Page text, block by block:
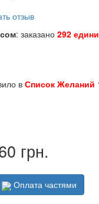
отзыв
: заказано 292
в Список Желаний
грн.
Оплата частями